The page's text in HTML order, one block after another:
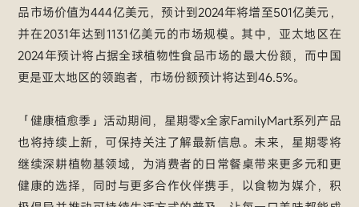
品市场价值为444亿美元，预计到2024年将增至501亿美元，
并在2031年达到1131亿美元的市场规模。其中，亚太地区在
2024年预计将占据全球植物性食品市场的最大份额，而中国
更是亚太地区的领跑者，市场份额预计将达到46.5%。
「健康植愈季」活动期间，星期零x全家FamilyMart系列产品
也将持续上新，可保持关注了解最新信息。未来，星期零将
继续深耕植物基领域，为消费者的日常餐桌带来更多元和更
健康的选择，同时与更多合作伙伴携手，以食物为媒介，积